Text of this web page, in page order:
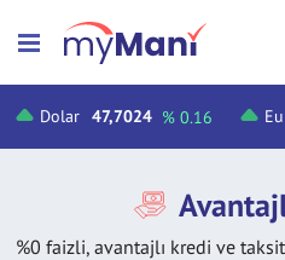
Dolar 47,7024 % 0.16
%0 faizli, avantajlı kredi ve